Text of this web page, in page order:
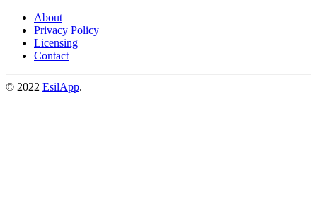
About
Privacy Policy
Licensing
Contact
© 2022 EsilApp.